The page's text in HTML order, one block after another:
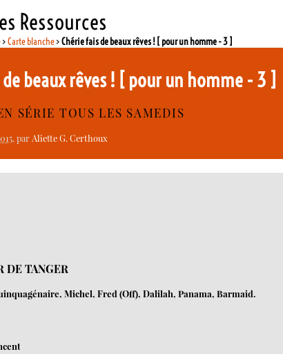
Ressources
>Carte blanche>Chérie fais de beaux rêves ! [ pour un homme - 3 ]
beaux rêves ! [ pour un homme - 3 ]
SÉRIE TOUS LES SAMEDIS
, parAliette G. Certhoux
DE TANGER
Michel, Fred (Off), Dalilah, Panama, Barmaid.